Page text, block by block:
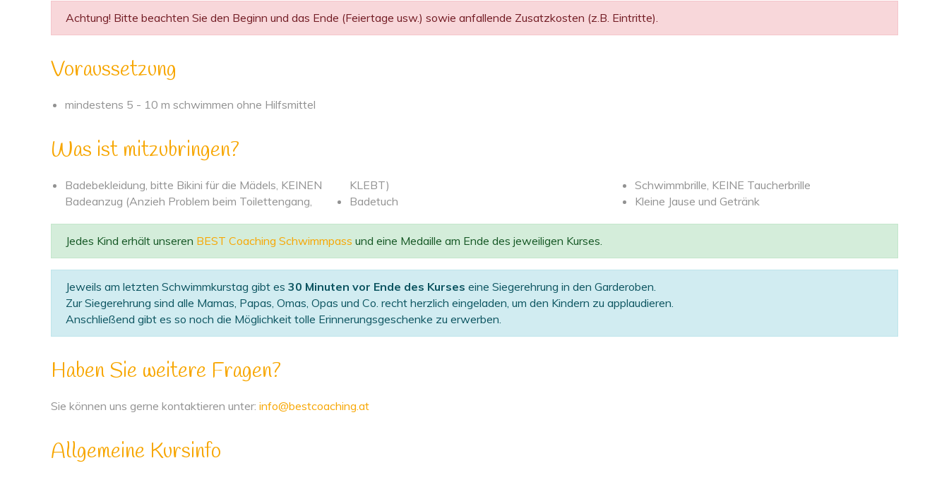
Achtung! Bitte beachten Sie den Beginn und das Ende (Feiertage usw.) sowie anfallende Zusatzkosten (z.B. Eintritte).
Voraussetzung
mindestens 5 - 10 m schwimmen ohne Hilfsmittel
Was ist mitzubringen?
Badebekleidung, bitte Bikini für die Mädels, KEINEN
Badeanzug (Anzieh Problem beim Toilettengang,
KLEBT)
Badetuch
Schwimmbrille, KEINE Taucherbrille
Kleine Jause und Getränk
Jedes Kind erhält unseren BEST Coaching Schwimmpass und eine Medaille am Ende des jeweiligen Kurses.
Jeweils am letzten Schwimmkurstag gibt es 30 Minuten vor Ende des Kurses eine Siegerehrung in den Garderoben.
Zur Siegerehrung sind alle Mamas, Papas, Omas, Opas und Co. recht herzlich eingeladen, um den Kindern zu applaudieren.
Anschließend gibt es so noch die Möglichkeit tolle Erinnerungsgeschenke zu erwerben.
Haben Sie weitere Fragen?
Sie können uns gerne kontaktieren unter: info@bestcoaching.at
Allgemeine Kursinfo